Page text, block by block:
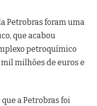
Petrobras foram uma
que acabou
petroquímico
milhões de euros e
a Petrobras foi